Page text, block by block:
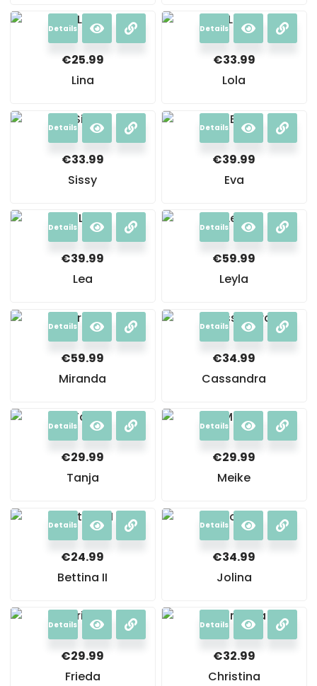
Details
€25.99
Lina
Details
€33.99
Lola
Details
€33.99
Sissy
Details
€39.99
Eva
Details
€39.99
Lea
Details
€59.99
Leyla
Details
€59.99
Miranda
Details
€34.99
Cassandra
Details
€29.99
Tanja
Details
€29.99
Meike
Details
€24.99
Bettina II
Details
€34.99
Jolina
Details
€29.99
Frieda
Details
€32.99
Christina